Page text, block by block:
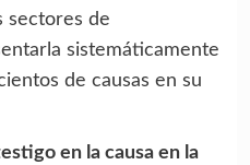
sectores de
sistemáticamente
de causas en su
en la causa en la